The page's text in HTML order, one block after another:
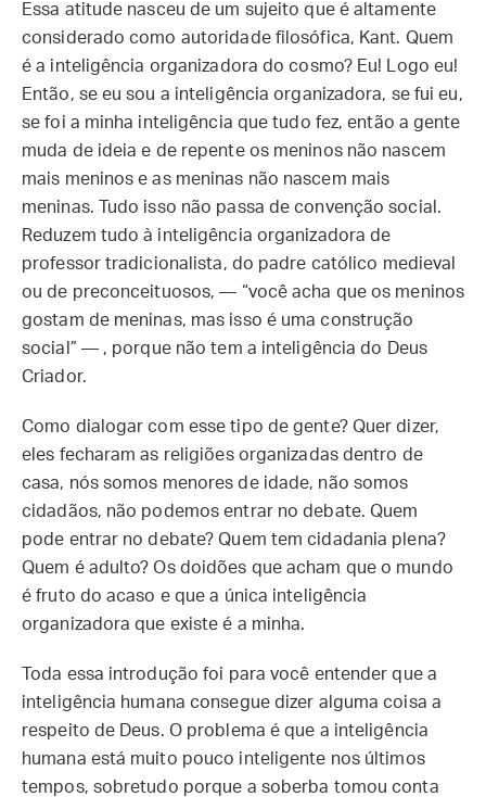
Essa atitude nasceu de um sujeito que é altamente
considerado como autoridade filosófica, Kant. Quem
é a inteligência organizadora do cosmo? Eu! Logo eu!
Então, se eu sou a inteligência organizadora, se fui eu,
se foi a minha inteligência que tudo fez, então a gente
muda de ideia e de repente os meninos não nascem
mais meninos e as meninas não nascem mais
meninas. Tudo isso não passa de convenção social.
Reduzem tudo à inteligência organizadora de
professor tradicionalista, do padre católico medieval
ou de preconceituosos, — “você acha que os meninos
gostam de meninas, mas isso é uma construção
social” — , porque não tem a inteligência do Deus
Criador.
Como dialogar com esse tipo de gente? Quer dizer,
eles fecharam as religiões organizadas dentro de
casa, nós somos menores de idade, não somos
cidadãos, não podemos entrar no debate. Quem
pode entrar no debate? Quem tem cidadania plena?
Quem é adulto? Os doidões que acham que o mundo
é fruto do acaso e que a única inteligência
organizadora que existe é a minha.
Toda essa introdução foi para você entender que a
inteligência humana consegue dizer alguma coisa a
respeito de Deus. O problema é que a inteligência
humana está muito pouco inteligente nos últimos
tempos, sobretudo porque a soberba tomou conta